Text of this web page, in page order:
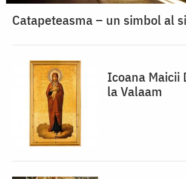
Catapeteasma – un simbol al
Icoana Maicii
la Valaam